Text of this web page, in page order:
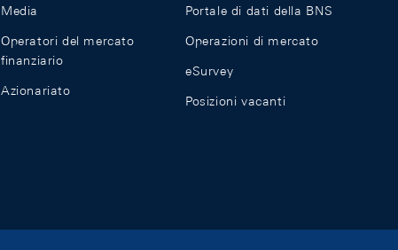
Media
Operatori del mercato
finanziario
Azionariato
Portale di dati della BNS
Operazioni di mercato
eSurvey
Posizioni vacanti